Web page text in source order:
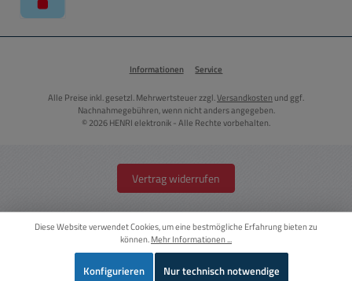
Informationen Service
Alle Preise inkl. gesetzl. Mehrwertsteuer zzgl.Versandkosten und ggf.
Nachnahmegebühren, wenn nicht anders angegeben.
© 2026 HENRI elektronik - Alle Rechte vorbehalten.
Vertrag widerrufen
Diese Website verwendet Cookies, um eine bestmögliche Erfahrung bieten zu
können.Mehr Informationen ...
Nur technisch notwendige
Konfigurieren